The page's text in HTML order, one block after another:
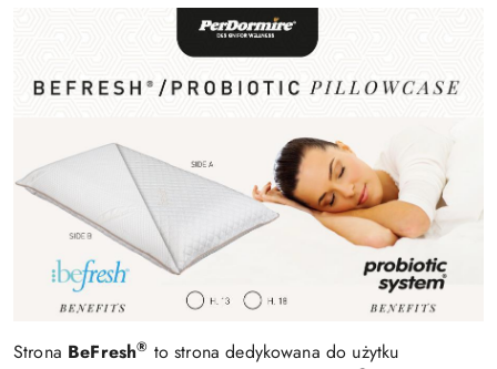
Strona BeFresh® to strona dedykowana do użytku